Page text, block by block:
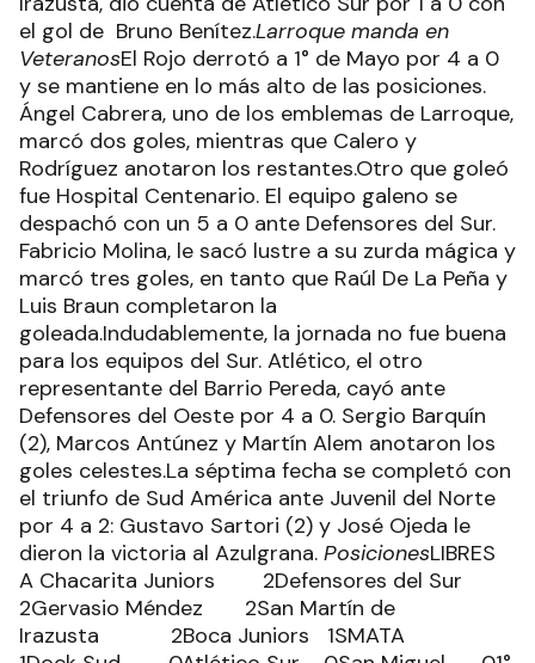
el gol de Bruno Benítez.Larroque manda en
VeteranosEl Rojo derrotó a 1° de Mayo por 4 a 0
y se mantiene en lo más alto de las posiciones.
Ángel Cabrera, uno de los emblemas de Larroque,
marcó dos goles, mientras que Calero y
Rodríguez anotaron los restantes.Otro que goleó
fue Hospital Centenario. El equipo galeno se
despachó con un 5 a 0 ante Defensores del Sur.
Fabricio Molina, le sacó lustre a su zurda mágica y
marcó tres goles, en tanto que Raúl De La Peña y
Luis Braun completaron la
goleada.Indudablemente, la jornada no fue buena
para los equipos del Sur. Atlético, el otro
representante del Barrio Pereda, cayó ante
Defensores del Oeste por 4 a 0. Sergio Barquín
(2), Marcos Antúnez y Martín Alem anotaron los
goles celestes.La séptima fecha se completó con
el triunfo de Sud América ante Juvenil del Norte
por 4 a 2: Gustavo Sartori (2) y José Ojeda le
dieron la victoria al Azulgrana. PosicionesLIBRES
A Chacarita Juniors 2Defensores del Sur
2Gervasio Méndez 2San Martín de
Irazusta 2Boca Juniors 1SMATA